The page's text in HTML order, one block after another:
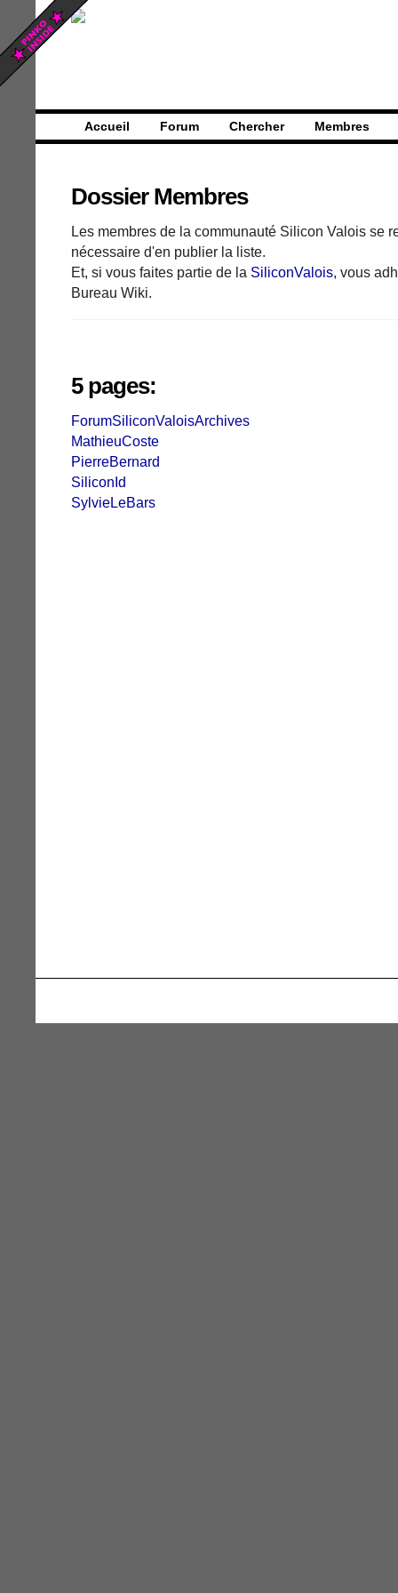
Accueil Forum Chercher Membres
Dossier Membres
Les membres de la communauté Silicon Valois se
nécessaire d'en publier la liste.
Et, si vous faites partie de la SiliconValois, vous
Bureau Wiki.
5 pages:
ForumSiliconValoisArchives
MathieuCoste
PierreBernard
SiliconId
SylvieLeBars